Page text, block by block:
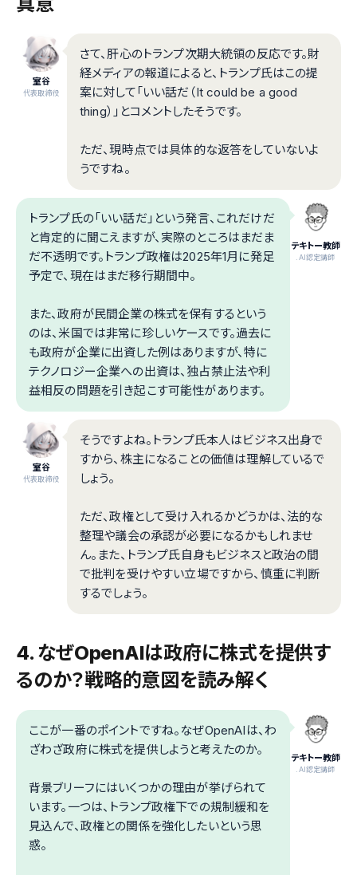
室谷
代表取締役
さて、肝心のトランプ次期大統領の反応です。財
経メディアの報道によると、トランプ氏はこの提
案に対して「いい話だ（It could be a good
thing）」とコメントしたそうです。
ただ、現時点では具体的な返答をしていないよ
うですね。
テキトー教師
.AI認定講師
トランプ氏の「いい話だ」という発言、これだけだ
と肯定的に聞こえますが、実際のところはまだま
だ不透明です。トランプ政権は2025年1月に発足
予定で、現在はまだ移行期間中。
また、政府が民間企業の株式を保有するという
のは、米国では非常に珍しいケースです。過去に
も政府が企業に出資した例はありますが、特に
テクノロジー企業への出資は、独占禁止法や利
益相反の問題を引き起こす可能性があります。
室谷
代表取締役
そうですよね。トランプ氏本人はビジネス出身で
すから、株主になることの価値は理解しているで
しょう。
ただ、政権として受け入れるかどうかは、法的な
整理や議会の承認が必要になるかもしれませ
ん。また、トランプ氏自身もビジネスと政治の間
で批判を受けやすい立場ですから、慎重に判断
するでしょう。
4. なぜOpenAIは政府に株式を提供す
るのか？戦略的意図を読み解く
テキトー教師
.AI認定講師
ここが一番のポイントですね。なぜOpenAIは、わ
ざわざ政府に株式を提供しようと考えたのか。
背景ブリーフにはいくつかの理由が挙げられて
います。一つは、トランプ政権下での規制緩和を
見込んで、政権との関係を強化したいという思
惑。